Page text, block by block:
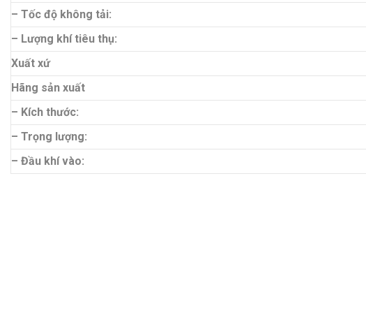
– Tốc độ không tải:
– Lượng khí tiêu thụ:
Xuất xứ
Hãng sản xuất
– Kích thước:
– Trọng lượng:
– Đầu khí vào: